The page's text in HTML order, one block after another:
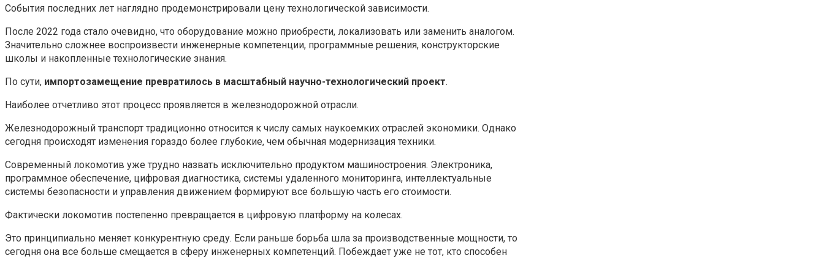
События последних лет наглядно продемонстрировали цену технологической зависимости.
После 2022 года стало очевидно, что оборудование можно приобрести, локализовать или заменить аналогом.
Значительно сложнее воспроизвести инженерные компетенции, программные решения, конструкторские
школы и накопленные технологические знания.
По сути, импортозамещение превратилось в масштабный научно-технологический проект.
Наиболее отчетливо этот процесс проявляется в железнодорожной отрасли.
Железнодорожный транспорт традиционно относится к числу самых наукоемких отраслей экономики. Однако
сегодня происходят изменения гораздо более глубокие, чем обычная модернизация техники.
Современный локомотив уже трудно назвать исключительно продуктом машиностроения. Электроника,
программное обеспечение, цифровая диагностика, системы удаленного мониторинга, интеллектуальные
системы безопасности и управления движением формируют все большую часть его стоимости.
Фактически локомотив постепенно превращается в цифровую платформу на колесах.
Это принципиально меняет конкурентную среду. Если раньше борьба шла за производственные мощности, то
сегодня она все больше смещается в сферу инженерных компетенций. Побеждает уже не тот, кто способен